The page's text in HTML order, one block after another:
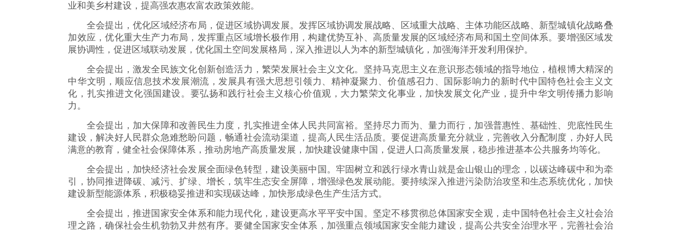
业和美乡村建设，提高强农惠农富农政策效能。
全会提出，优化区域经济布局，促进区域协调发展。发挥区域协调发展战略、区域重大战略、主体功能区战略、新型城镇化战略叠
加效应，优化重大生产力布局，发挥重点区域增长极作用，构建优势互补、高质量发展的区域经济布局和国土空间体系。要增强区域发
展协调性，促进区域联动发展，优化国土空间发展格局，深入推进以人为本的新型城镇化，加强海洋开发利用保护。
全会提出，激发全民族文化创新创造活力，繁荣发展社会主义文化。坚持马克思主义在意识形态领域的指导地位，植根博大精深的
中华文明，顺应信息技术发展潮流，发展具有强大思想引领力、精神凝聚力、价值感召力、国际影响力的新时代中国特色社会主义文
化，扎实推进文化强国建设。要弘扬和践行社会主义核心价值观，大力繁荣文化事业，加快发展文化产业，提升中华文明传播力影响
力。
全会提出，加大保障和改善民生力度，扎实推进全体人民共同富裕。坚持尽力而为、量力而行，加强普惠性、基础性、兜底性民生
建设，解决好人民群众急难愁盼问题，畅通社会流动渠道，提高人民生活品质。要促进高质量充分就业，完善收入分配制度，办好人民
满意的教育，健全社会保障体系，推动房地产高质量发展，加快建设健康中国，促进人口高质量发展，稳步推进基本公共服务均等化。
全会提出，加快经济社会发展全面绿色转型，建设美丽中国。牢固树立和践行绿水青山就是金山银山的理念，以碳达峰碳中和为牵
引，协同推进降碳、减污、扩绿、增长，筑牢生态安全屏障，增强绿色发展动能。要持续深入推进污染防治攻坚和生态系统优化，加快
建设新型能源体系，积极稳妥推进和实现碳达峰，加快形成绿色生产生活方式。
全会提出，推进国家安全体系和能力现代化，建设更高水平平安中国。坚定不移贯彻总体国家安全观，走中国特色社会主义社会治
理之路，确保社会生机勃勃又井然有序。要健全国家安全体系，加强重点领域国家安全能力建设，提高公共安全治理水平，完善社会治